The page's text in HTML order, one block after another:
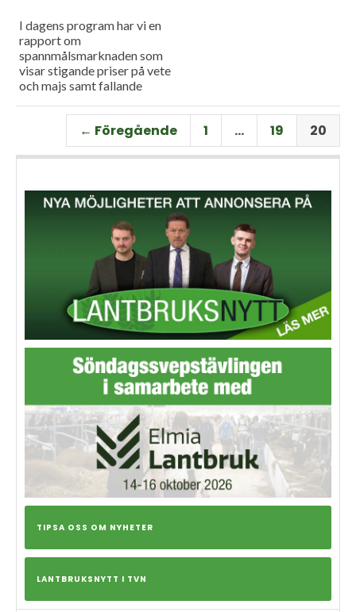
I dagens program har vi en
rapport om
spannmålsmarknaden som
visar stigande priser på vete
och majs samt fallande
premiär för vårt
måndagsprogram med en
längre intervju med Erik
Stjerndahl vd för HIR Skåne,
fältdagar.
← Föregående 1 … 19 20
TIPSA OSS OM NYHETER
LANTBRUKSNYTT I TVN